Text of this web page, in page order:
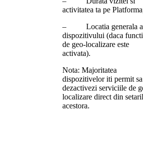
activitatea ta pe
– Locatia generala a
dispozitivului (daca
de geo-localizare este
activata).
Nota: Majoritatea
dispozitivelor iti permit sa
dezactivezi serviciile de
localizare direct din
acestora.